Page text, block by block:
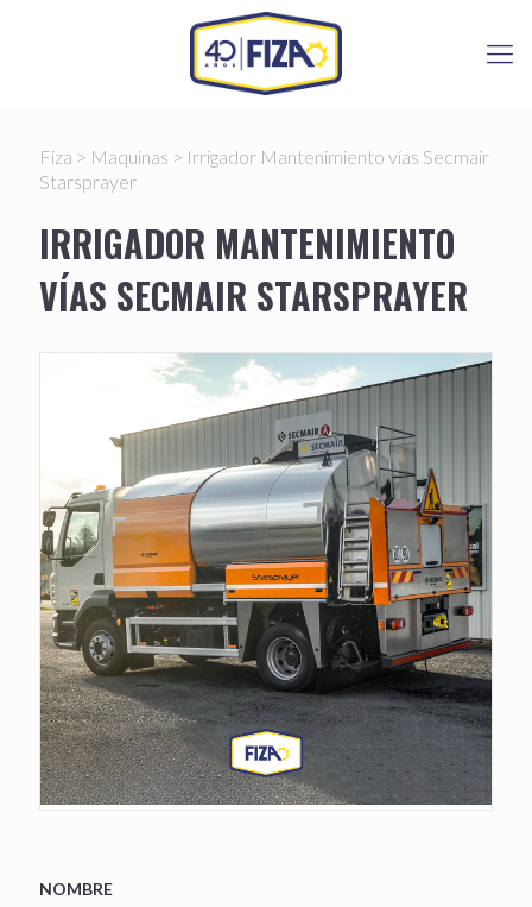
Fiza > Maquinas > Irrigador Mantenimiento vías Secmair
Starsprayer
IRRIGADOR MANTENIMIENTO
VÍAS SECMAIR STARSPRAYER
NOMBRE